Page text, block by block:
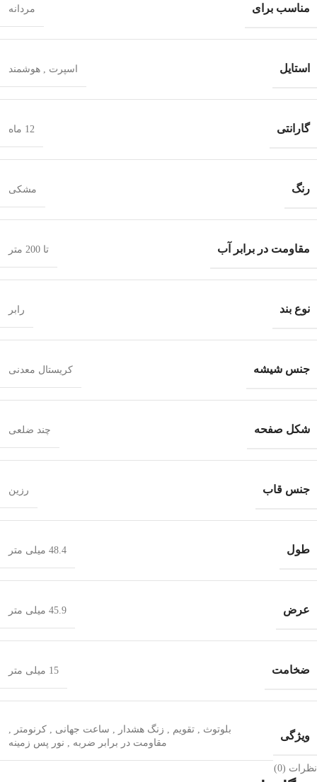
مناسب برای مردانه
استایل اسپرت , هوشمند
گارانتی 12 ماه
رنگ مشکی
مقاومت در برابر آب تا 200 متر
نوع بند رابر
جنس شیشه کریستال معدنی
شکل صفحه چند ضلعی
جنس قاب رزین
طول 48.4 میلی متر
عرض 45.9 میلی متر
ضخامت 15 میلی متر
ویژگی بلوتوث , تقویم , زنگ هشدار , ساعت جهانی , کرنومتر ,
مقاومت در برابر ضربه , نور پس زمینه
نظرات (0)